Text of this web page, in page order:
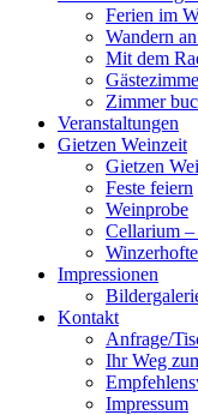
Ferien im
Wandern
Mit dem
Zimmer
Veranstaltungen
Gietzen Weinzeit
Gietzen
Feste feiern
Weinprobe
Cellarium
Impressionen
Kontakt
Anfrage/
Ihr Weg
Impressum